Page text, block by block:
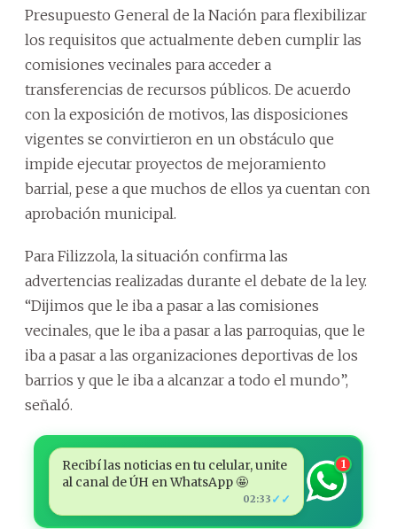
Presupuesto General de la Nación para flexibilizar
los requisitos que actualmente deben cumplir las
comisiones vecinales para acceder a
transferencias de recursos públicos. De acuerdo
con la exposición de motivos, las disposiciones
vigentes se convirtieron en un obstáculo que
impide ejecutar proyectos de mejoramiento
barrial, pese a que muchos de ellos ya cuentan con
aprobación municipal.
Para Filizzola, la situación confirma las
advertencias realizadas durante el debate de la ley.
“Dijimos que le iba a pasar a las comisiones
vecinales, que le iba a pasar a las parroquias, que le
iba a pasar a las organizaciones deportivas de los
barrios y que le iba a alcanzar a todo el mundo”,
señaló.
Recibí las noticias en tu celular, unite
al canal de ÚH en WhatsApp 🤩
02:33 ✓✓
1